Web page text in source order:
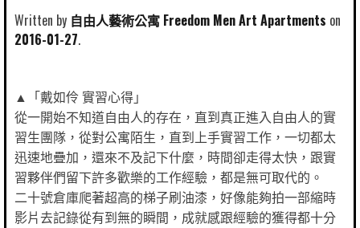
Written by 自由人藝術公寓 Freedom Men Art Apartments
2016-01-27
▲「戴如伶 實習心得」
從一開始不知道自由人的存在，直到真正進入自由人的實
習生團隊，從對公寓陌生，直到上手實習工作，一切都太
迅速地疊加，還來不及記下什麼，時間卻走得太快，跟實
習夥伴們留下許多歡樂的工作經驗，都是無可取代的。
二十號倉庫爬著超高的梯子刷油漆，好像能夠拍一部縮時
影片去記錄從有到無的瞬間，成就感跟經驗的獲得都十分